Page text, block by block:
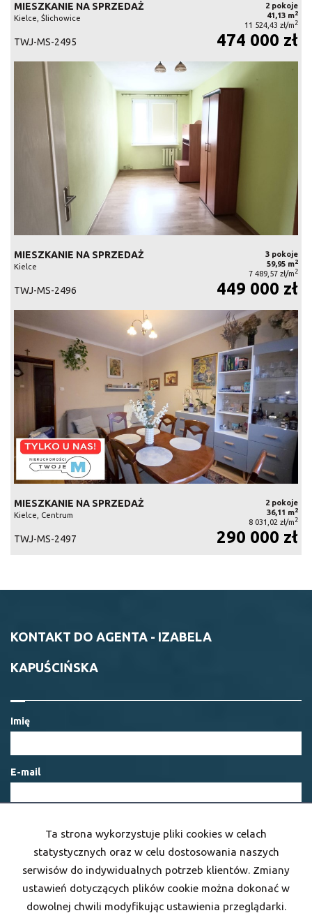
MIESZKANIE NA SPRZEDAŻ
Kielce, Ślichowice
2 pokoje
41,13 m2
11 524,43 zł/m 2
TWJ-MS-2495 474 000 zł
MIESZKANIE NA SPRZEDAŻ
Kielce
3 pokoje
59,95 m2
7 489,57 zł/m 2
TWJ-MS-2496 449 000 zł
MIESZKANIE NA SPRZEDAŻ
Kielce, Centrum
2 pokoje
36,11 m2
8 031,02 zł/m 2
TWJ-MS-2497 290 000 zł
KONTAKT DO AGENTA - IZABELA
KAPUŚCIŃSKA
Imię
E-mail
Kod zabezpieczający
Ta strona wykorzystuje pliki cookies w celach
statystycznych oraz w celu dostosowania naszych
serwisów do indywidualnych potrzeb klientów. Zmiany
ustawień dotyczących plików cookie można dokonać w
dowolnej chwili modyfikując ustawienia przeglądarki.